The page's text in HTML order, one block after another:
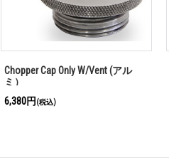
Chopper Cap Only W/Vent (アル
ミ）
6,380円 (税込)